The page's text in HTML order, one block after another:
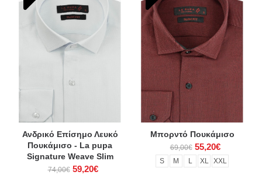
Ανδρικό Επίσημο Λευκό
Πουκάμισο - La pupa
Signature Weave Slim
74,00€ 59,20€
Μπορντό Πουκάμισο
69,00€ 55,20€
S M L XL XXL